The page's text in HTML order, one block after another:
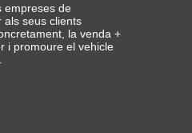
empreses de
als seus clients
la venda +
i promoure el vehicle